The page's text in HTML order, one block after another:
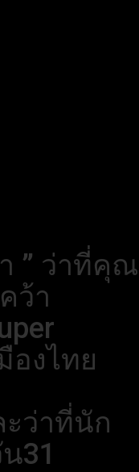
” ว่าที่คุณ
ว้า
องไทย
ะว่าที่นัก
31